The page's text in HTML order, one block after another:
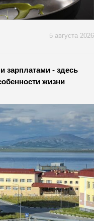
5 августа 2026
зарплатами - здесь
жизни